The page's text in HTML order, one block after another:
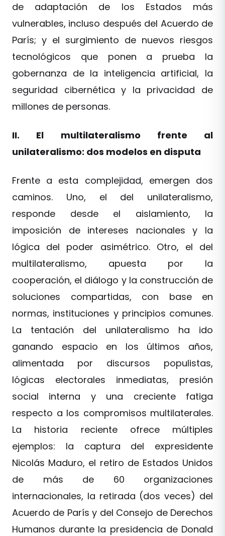
de adaptación de los Estados más
vulnerables, incluso después del Acuerdo de
París; y el surgimiento de nuevos riesgos
tecnológicos que ponen a prueba la
gobernanza de la inteligencia artificial, la
seguridad cibernética y la privacidad de
millones de personas.
II. El multilateralismo frente al
unilateralismo: dos modelos en disputa
Frente a esta complejidad, emergen dos
caminos. Uno, el del unilateralismo,
responde desde el aislamiento, la
imposición de intereses nacionales y la
lógica del poder asimétrico. Otro, el del
multilateralismo, apuesta por la
cooperación, el diálogo y la construcción de
soluciones compartidas, con base en
normas, instituciones y principios comunes.
La tentación del unilateralismo ha ido
ganando espacio en los últimos años,
alimentada por discursos populistas,
lógicas electorales inmediatas, presión
social interna y una creciente fatiga
respecto a los compromisos multilaterales.
La historia reciente ofrece múltiples
ejemplos: la captura del expresidente
Nicolás Maduro, el retiro de Estados Unidos
de más de 60 organizaciones
internacionales, la retirada (dos veces) del
Acuerdo de París y del Consejo de Derechos
Humanos durante la presidencia de Donald